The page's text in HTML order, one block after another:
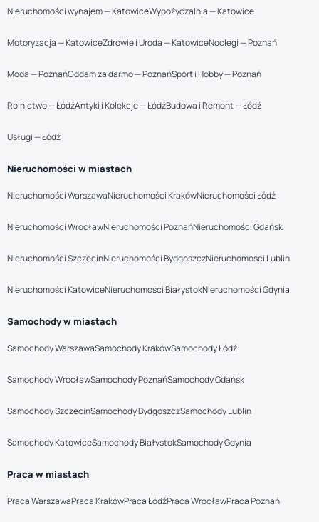
Nieruchomości wynajem — KatowiceWypożyczalnia — Katowice
Motoryzacja — KatowiceZdrowie i Uroda — KatowiceNoclegi — Poznań
Moda — PoznańOddam za darmo — PoznańSport i Hobby — Poznań
Rolnictwo — ŁódźAntyki i Kolekcje — ŁódźBudowa i Remont — Łódź
Usługi — Łódź
Nieruchomości w miastach
Nieruchomości WarszawaNieruchomości KrakówNieruchomości Łódź
Nieruchomości WrocławNieruchomości PoznańNieruchomości Gdańsk
Nieruchomości SzczecinNieruchomości BydgoszczNieruchomości Lublin
Nieruchomości KatowiceNieruchomości BiałystokNieruchomości Gdynia
Samochody w miastach
Samochody WarszawaSamochody KrakówSamochody Łódź
Samochody WrocławSamochody PoznańSamochody Gdańsk
Samochody SzczecinSamochody BydgoszczSamochody Lublin
Samochody KatowiceSamochody BiałystokSamochody Gdynia
Praca w miastach
Praca WarszawaPraca KrakówPraca ŁódźPraca WrocławPraca Poznań